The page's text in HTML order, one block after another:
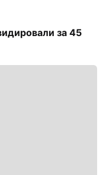
за 45